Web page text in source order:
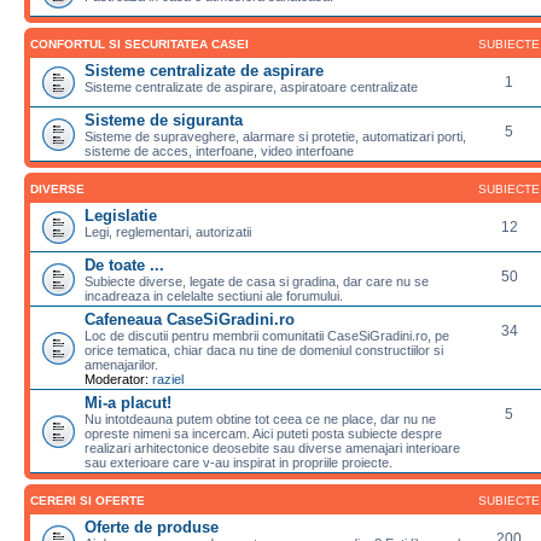
CONFORTUL SI SECURITATEA CASEI SUBIECTE
Sisteme centralizate de aspirare
Sisteme centralizate de aspirare, aspiratoare centralizate 1
Sisteme de siguranta
Sisteme de supraveghere, alarmare si protetie, automatizari porti,
sisteme de acces, interfoane, video interfoane
5
DIVERSE SUBIECTE
Legislatie
Legi, reglementari, autorizatii 12
De toate ...
Subiecte diverse, legate de casa si gradina, dar care nu se
incadreaza in celelalte sectiuni ale forumului.
50
Cafeneaua CaseSiGradini.ro
Loc de discutii pentru membrii comunitatii CaseSiGradini.ro, pe
orice tematica, chiar daca nu tine de domeniul constructiilor si
amenajarilor.
Moderator: raziel
34
Mi-a placut!
Nu intotdeauna putem obtine tot ceea ce ne place, dar nu ne
opreste nimeni sa incercam. Aici puteti posta subiecte despre
realizari arhitectonice deosebite sau diverse amenajari interioare
sau exterioare care v-au inspirat in propriile proiecte.
5
CERERI SI OFERTE SUBIECTE
Oferte de produse